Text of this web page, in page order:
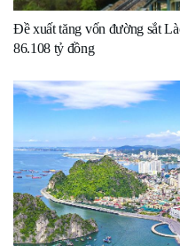
Đề xuất tăng vốn đường sắt
86.108 tỷ đồng